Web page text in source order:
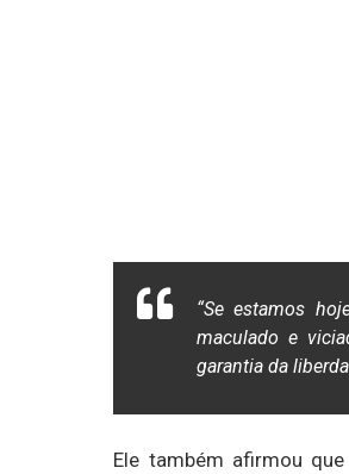
“Se estamos
maculado e
garantia da
Ele também afirmou